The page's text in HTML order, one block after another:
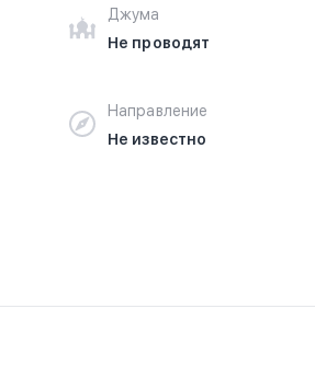
Джума
Не проводят
Направление
Не известно